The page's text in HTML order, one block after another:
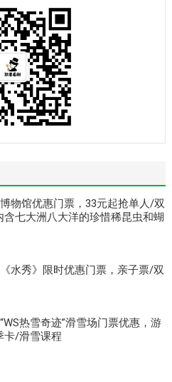
物馆优惠门票，33元起抢单人/双
含七大洲八大洋的珍惜稀昆虫和蝴
水秀》限时优惠门票，亲子票/双
热雪奇迹”滑雪场门票优惠，游
卡/滑雪课程